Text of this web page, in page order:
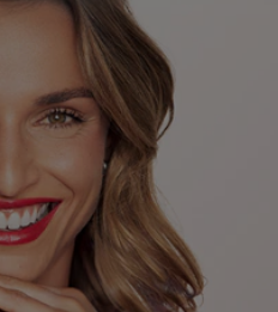
SZÁJHIGIÉNÉS ÁLLAPOTFELMÉRÉS
TERMÉKAJÁNLÁS
SZAKEMBEREK SZÁMÁRA